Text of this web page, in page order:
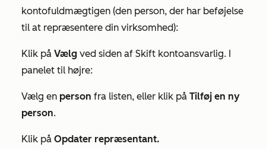
kontofuldmægtigen (den person, der har beføjelse
til at repræsentere din virksomhed):
Klik på Vælg ved siden af Skift kontoansvarlig. I
panelet til højre:
Vælg en person fra listen, eller klik på Tilføj en ny
person.
Klik på Opdater repræsentant.